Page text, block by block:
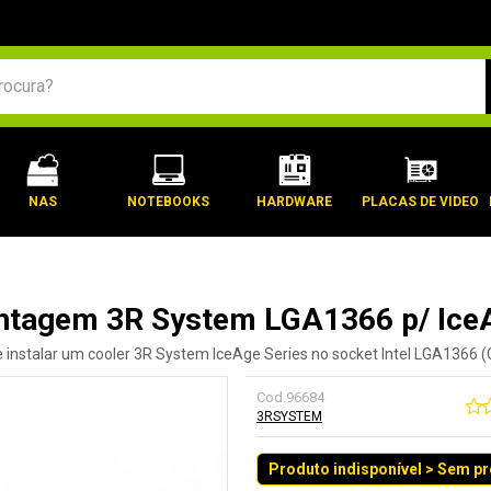
NAS NOTEBOOKS HARDWARE PLACAS DE VIDEO
3R System LGA1366 p/
instalar um cooler 3R System IceAge Series no socket Intel LGA1366
Cod.96684
3RSYSTEM
Produto indisponível > Sem